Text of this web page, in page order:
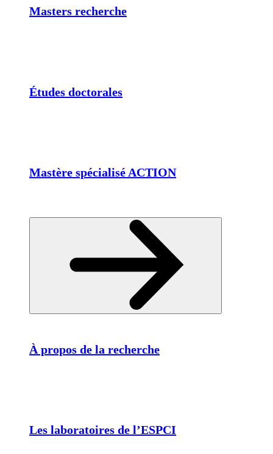
Masters recherche
Études doctorales
Mastère spécialisé ACTION
À propos de la recherche
Les laboratoires de l’ESPCI